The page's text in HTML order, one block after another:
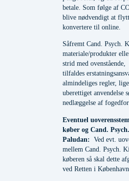
betale. Som følge af
blive nødvendigt at
konvertere til online.
Såfremt Cand. Psych.
materiale/produkter
strid med ovenstående,
tilfaldes
almindeliges regler,
uberettiget anvendelse
nedlæggelse af
Eventuel
køber og Cand.
Paludan: Ved evt.
mellem Cand. Psych.
køberen så skal dette
ved Retten i